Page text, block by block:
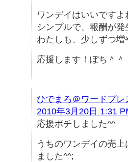
ワンデイはいいですよ
シンプルで、報酬が
わたしも、少しずつ
応援します！ぽち＾＾
ひでまろ＠ワードプ
2010年3月20日 1:31
応援ポチしました^^
うちのワンデイの売
ました^^;